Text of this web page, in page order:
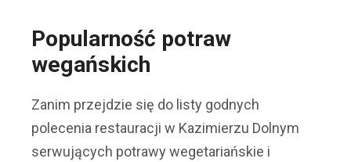
Popularność potraw
wegańskich
Zanim przejdzie się do listy godnych
polecenia restauracji w Kazimierzu Dolnym
serwujących potrawy wegetariańskie i